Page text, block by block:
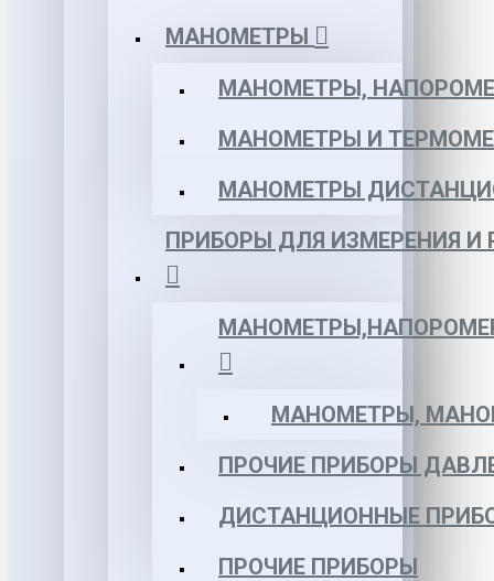
МАНОМЕТРЫ
МАНОМЕТРЫ,
МАНОМЕТРЫ И
МАНОМЕТРЫ
ПРИБОРЫ ДЛЯ ИЗМЕРЕНИЯ И
МАНОМЕТРЫ,
ПРОЧИЕ ПРИБОРЫ
ДИСТАНЦИОННЫЕ
ПРОЧИЕ ПРИБОРЫ